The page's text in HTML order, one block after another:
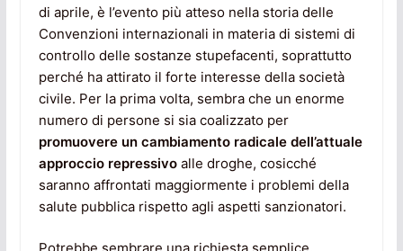
di aprile, è l’evento più atteso nella storia delle
Convenzioni internazionali in materia di sistemi di
controllo delle sostanze stupefacenti, soprattutto
perché ha attirato il forte interesse della società
civile. Per la prima volta, sembra che un enorme
numero di persone si sia coalizzato per
promuovere un cambiamento radicale dell’attuale
approccio repressivoalle droghe, cosicché
saranno affrontati maggiormente i problemi della
salute pubblica rispetto agli aspetti sanzionatori.